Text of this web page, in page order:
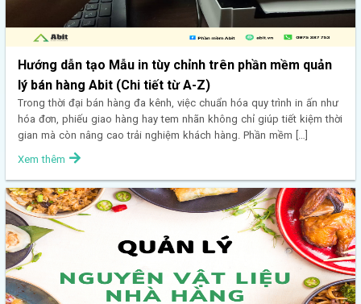
Hướng dẫn tạo Mẫu in tùy chỉnh trên phần mềm quản
lý bán hàng Abit (Chi tiết từ A-Z)
Trong thời đại bán hàng đa kênh, việc chuẩn hóa quy trình in ấn như
hóa đơn, phiếu giao hàng hay tem nhãn không chỉ giúp tiết kiệm thời
gian mà còn nâng cao trải nghiệm khách hàng. Phần mềm […]
Xem thêm